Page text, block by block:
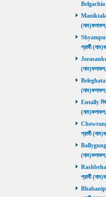
Belgachia
Maniktala
প্রার্থী
Jorasanko
Beleghata
Entally
প্রার্থী
Ballygunge
প্রার্থী